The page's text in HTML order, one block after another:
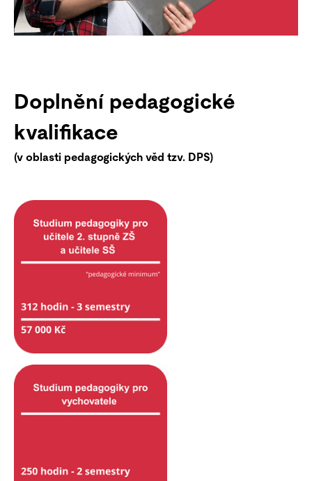
Doplnění pedagogické
kvalifikace
(v oblasti pedagogických věd tzv. DPS)